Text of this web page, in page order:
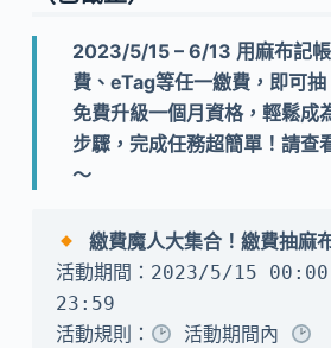
2023/5/15 – 6/13 用麻布記
費、eTag等任一繳費，即可抽
免費升級一個月資格， 輕鬆成
步驟，完成任務超簡單！請查
～
繳費魔人大集合！繳費抽麻
活動期間：2023/5/15
23:59
活動規則：
活動期間內